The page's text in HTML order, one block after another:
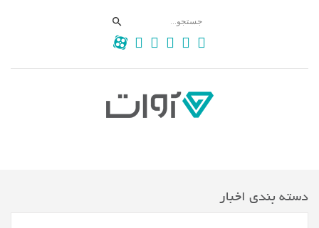
دسته بندی اخبار